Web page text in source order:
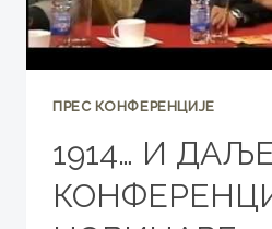
ПРЕС КОНФЕРЕНЦИЈЕ
1914… И